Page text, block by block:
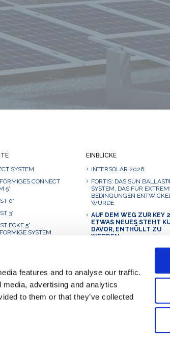
features and to analyse our traffic.
advertising and analytics
to them or that they’ve collected
Immer auf
SYSTEM
CONNECT
5°
0°
3°
ECKE 5°
SYSTEM
ECKE 10°
SYSTEM
15°
20°
EINBLICKE
INTERSOLAR 2026
FORTIS: DAS SUN
SYSTEM, DAS FÜR
BEDINGUNGEN
WURDE
AUF DEM WEG ZUR KEY
ETWAS NEUES STEHT
DAVOR, ENTHÜLLT ZU
WERDEN.
UNSER 2025: EINE REISE
ZUSAMMENARBEIT
SUN BALLAST ELITE: DER
NEUE EXKLUSIVE
FÜR PHOTOVOLTAIK-